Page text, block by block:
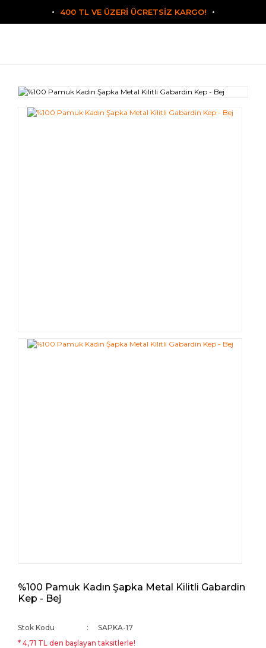
400 TL VE ÜZERİ ÜCRETSİZ KARGO!
%100 Pamuk Kadın Şapka Metal Kilitli Gabardin
Kep - Bej
Stok Kodu
SAPKA-17
* 4,71 TL den başlayan taksitlerle!